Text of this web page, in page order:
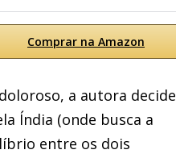
Comprar na Amazon
a autora decide
Índia (onde busca a
entre os dois